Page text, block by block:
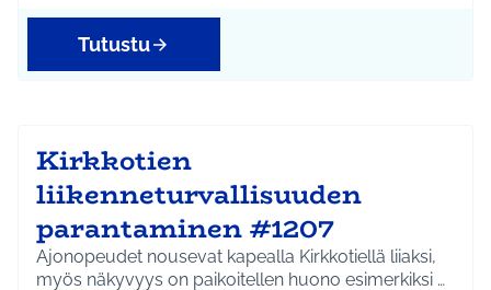
Tutustu
Kirkkotien
liikenneturvallisuuden
parantaminen #1207
Ajonopeudet nousevat kapealla Kirkkotiellä liiaksi,
myös näkyvyys on paikoitellen huono esimerkiksi …